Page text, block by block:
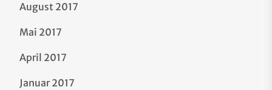
August 2017
Mai 2017
April 2017
Januar 2017